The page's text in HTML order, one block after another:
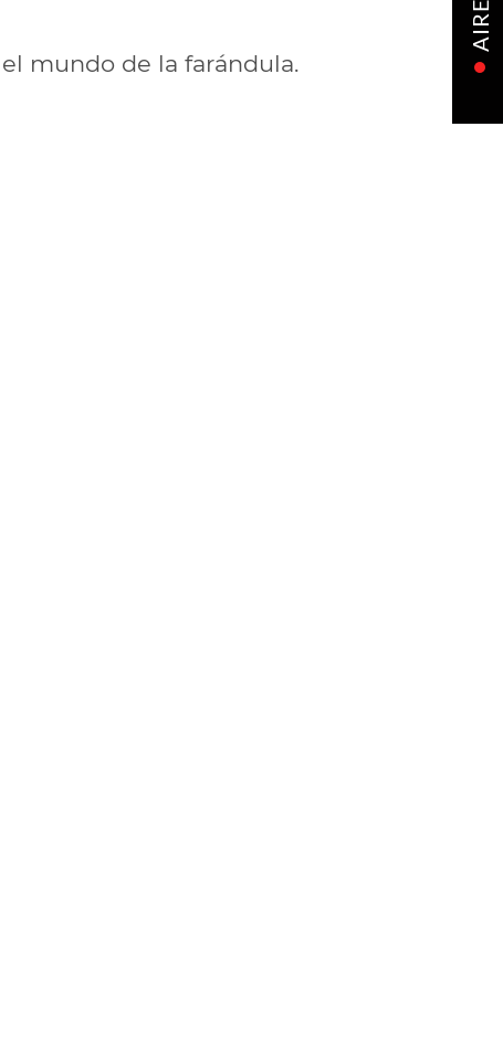
mundo de la farándula.
AIRE